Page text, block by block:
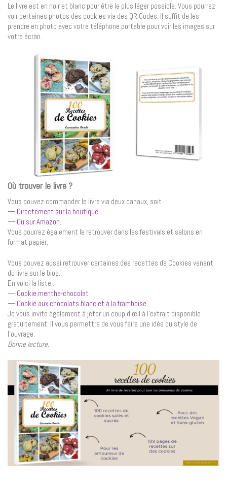
Le livre est en noir et blanc pour être le plus léger possible. Vous pourrez
voir certaines photos des cookies via des QR Codes. Il suffit de les
prendre en photo avec votre téléphone portable pour voir les images sur
votre écran.
Où trouver le livre ?
Vous pouvez commander le livre via deux canaux, soit :
— Directement sur la boutique
— Ou sur Amazon
Vous pourrez également le retrouver dans les festivals et salons en
format papier.
Vous pouvez aussi retrouver certaines des recettes de Cookies venant
du livre sur le blog.
En voici la liste :
— Cookie menthe-chocolat
— Cookie aux chocolats blanc et à la framboise
Je vous invite également à jeter un coup d’œil à l’extrait disponible
gratuitement. Il vous permettra de vous faire une idée du style de
l’ouvrage.
Bonne lecture.